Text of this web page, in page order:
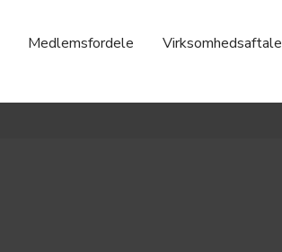
Medlemsfordele Virksomhedsaftale